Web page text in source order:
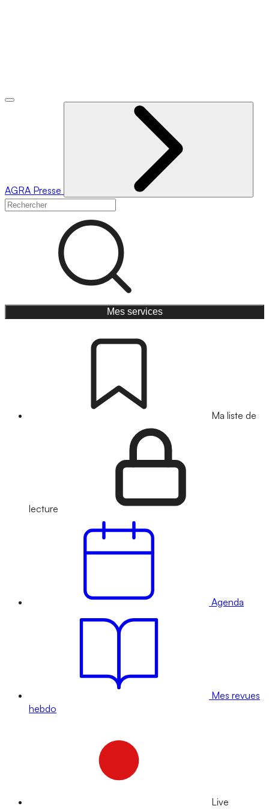
AGRA Presse
Mes services
Ma liste de
lecture
Agenda
Mes revues
hebdo
Live